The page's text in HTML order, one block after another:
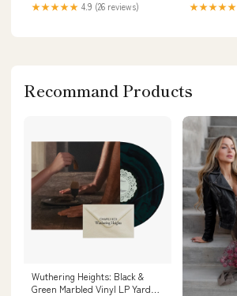
★★★★★ 4.9 (26 reviews) ★★★★★
Recommand Products
Wuthering Heights: Black &
Green Marbled Vinyl LP Yard